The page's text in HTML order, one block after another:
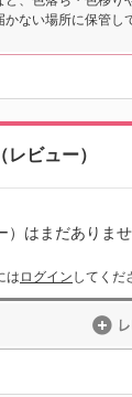
ない場所に保管し
ビュー）
はまだありませ
は ログイン してくだ